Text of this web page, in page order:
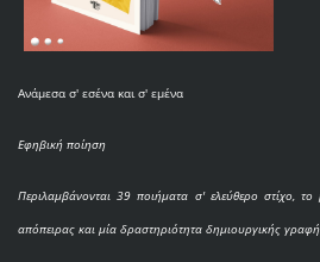
Ανάμεσα σ' εσένα και σ' εμένα
Εφηβική ποίηση
Περιλαμβάνονται 39 ποιήματα σ' ελεύθερο στίχο, το
απόπειρας και μία δραστηριότητα δημιουργικής